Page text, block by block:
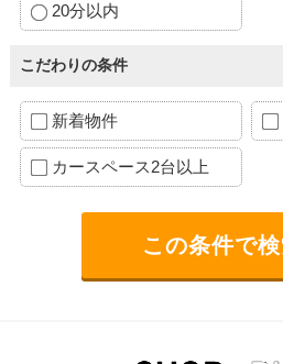
20分以内
こだわりの条件
新着物件
カースペース2台以上